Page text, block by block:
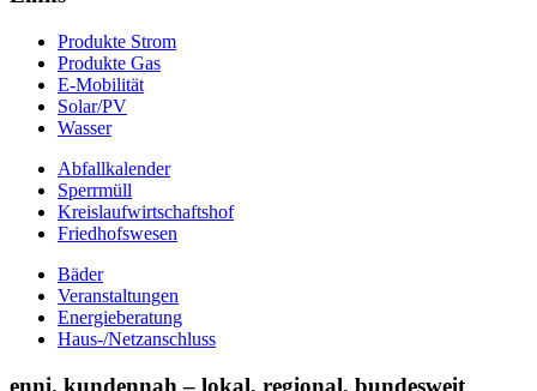
Produkte Strom
Produkte Gas
E-Mobilität
Solar/PV
Wasser
Abfallkalender
Sperrmüll
Kreislaufwirtschaftshof
Friedhofswesen
Bäder
Veranstaltungen
Energieberatung
Haus-/Netzanschluss
enni. kundennah – lokal, regional, bundesweit